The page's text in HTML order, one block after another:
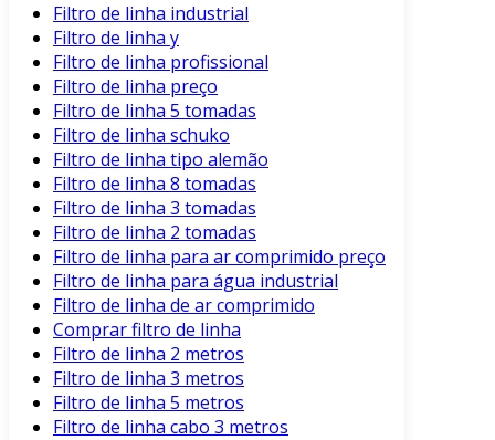
Filtro de linha industrial
Filtro de linha y
Filtro de linha profissional
Filtro de linha preço
Filtro de linha 5 tomadas
Filtro de linha schuko
Filtro de linha tipo alemão
Filtro de linha 8 tomadas
Filtro de linha 3 tomadas
Filtro de linha 2 tomadas
Filtro de linha para ar comprimido preço
Filtro de linha para água industrial
Filtro de linha de ar comprimido
Comprar filtro de linha
Filtro de linha 2 metros
Filtro de linha 3 metros
Filtro de linha 5 metros
Filtro de linha cabo 3 metros